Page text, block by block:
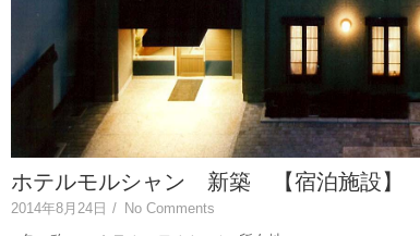
ホテルモルシャン 新築 【宿泊施設】
2014年8月24日 / No Comments